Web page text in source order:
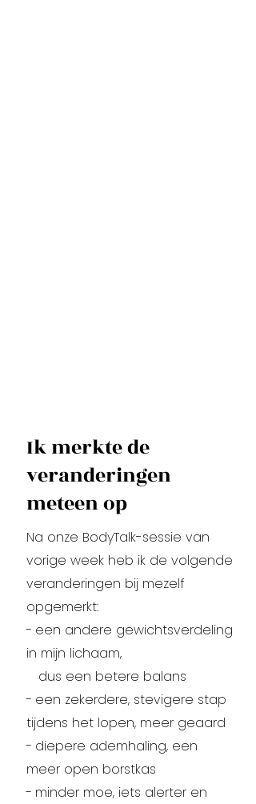
Ik merkte de
veranderingen
meteen op
Na onze BodyTalk-sessie van
vorige week heb ik de volgende
veranderingen bij mezelf
opgemerkt:
- een andere gewichtsverdeling
in mijn lichaam,
dus een betere balans
- een zekerdere, stevigere stap
tijdens het lopen, meer geaard
- diepere ademhaling, een
meer open borstkas
- minder moe, iets alerter en